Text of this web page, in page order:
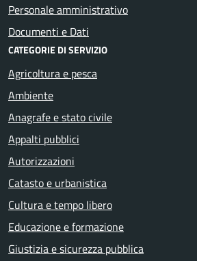
Personale amministrativo
Documenti e Dati
CATEGORIE DI SERVIZIO
Agricoltura e pesca
Ambiente
Anagrafe e stato civile
Appalti pubblici
Autorizzazioni
Catasto e urbanistica
Cultura e tempo libero
Educazione e formazione
Giustizia e sicurezza pubblica